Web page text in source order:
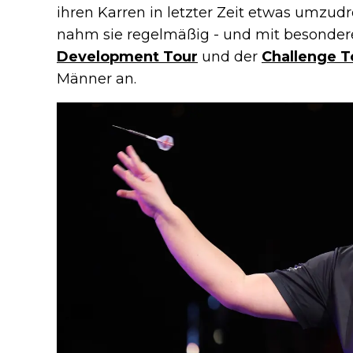
ihren Karren in letzter Zeit etwas
nahm sie regelmäßig - und mit
Development Tour und der Challenge
Männer an.